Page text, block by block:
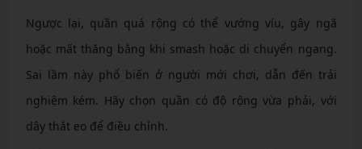
Ngược lại, quần quá rộng có thể vướng víu, gây ngã
hoặc mất thăng bằng khi smash hoặc di chuyển ngang.
Sai lầm này phổ biến ở người mới chơi, dẫn đến trải
nghiệm kém. Hãy chọn quần có độ rộng vừa phải, với
dây thắt eo để điều chỉnh.